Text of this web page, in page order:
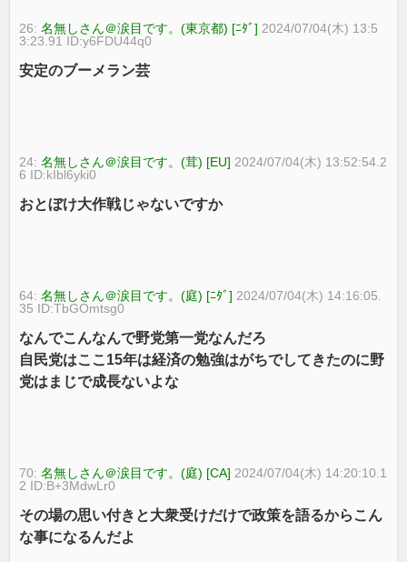
26:名無しさん＠涙目です。(東京都) [ﾆﾀﾞ] 2024/07/04(木) 13:5
3:23.91 ID:y6FDU44q0
安定のブーメラン芸
24:名無しさん＠涙目です。(茸) [EU] 2024/07/04(木) 13:52:54.2
6 ID:kIbl6yki0
おとぼけ大作戦じゃないですか
64:名無しさん＠涙目です。(庭) [ﾆﾀﾞ] 2024/07/04(木) 14:16:05.
35 ID:TbGOmtsg0
なんでこんなんで野党第一党なんだろ
自民党はここ15年は経済の勉強はがちでしてきたのに野
党はまじで成長ないよな
70:名無しさん＠涙目です。(庭) [CA] 2024/07/04(木) 14:20:10.1
2 ID:B+3MdwLr0
その場の思い付きと大衆受けだけで政策を語るからこん
な事になるんだよ